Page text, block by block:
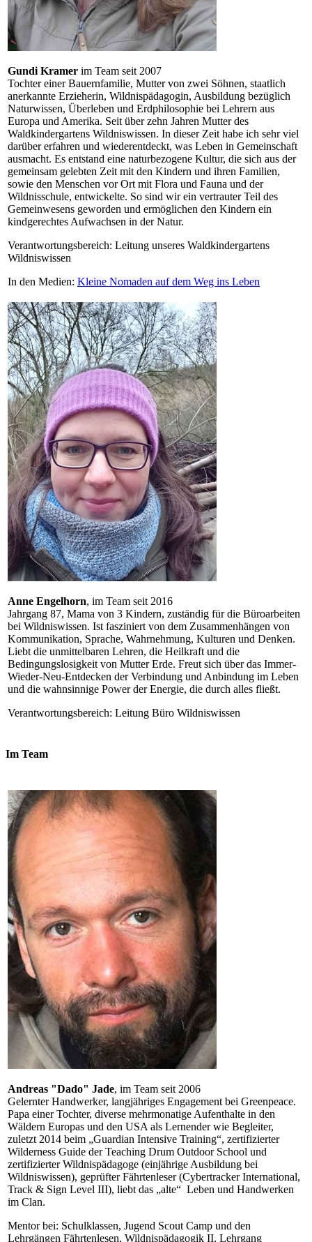
Gundi Kramer im Team seit 2007
Tochter einer Bauernfamilie, Mutter von zwei Söhnen, staatlich
anerkannte Erzieherin, Wildnispädagogin, Ausbildung bezüglich
Naturwissen, Überleben und Erdphilosophie bei Lehrern aus
Europa und Amerika. Seit über zehn Jahren Mutter des
Waldkindergartens Wildniswissen. In dieser Zeit habe ich sehr viel
darüber erfahren und wiederentdeckt, was Leben in Gemeinschaft
ausmacht. Es entstand eine naturbezogene Kultur, die sich aus der
gemeinsam gelebten Zeit mit den Kindern und ihren Familien,
sowie den Menschen vor Ort mit Flora und Fauna und der
Wildnisschule, entwickelte. So sind wir ein vertrauter Teil des
Gemeinwesens geworden und ermöglichen den Kindern ein
kindgerechtes Aufwachsen in der Natur.
Verantwortungsbereich: Leitung unseres Waldkindergartens
Wildniswissen
In den Medien: Kleine Nomaden auf dem Weg ins Leben
Anne Engelhorn, im Team seit 2016
Jahrgang 87, Mama von 3 Kindern, zuständig für die Büroarbeiten
bei Wildniswissen. Ist fasziniert von dem Zusammenhängen von
Kommunikation, Sprache, Wahrnehmung, Kulturen und Denken.
Liebt die unmittelbaren Lehren, die Heilkraft und die
Bedingungslosigkeit von Mutter Erde. Freut sich über das Immer-
Wieder-Neu-Entdecken der Verbindung und Anbindung im Leben
und die wahnsinnige Power der Energie, die durch alles fließt.
Verantwortungsbereich: Leitung Büro Wildniswissen
Im Team
Andreas "Dado" Jade, im Team seit 2006
Gelernter Handwerker, langjähriges Engagement bei Greenpeace.
Papa einer Tochter, diverse mehrmonatige Aufenthalte in den
Wäldern Europas und den USA als Lernender wie Begleiter,
zuletzt 2014 beim „Guardian Intensive Training“, zertifizierter
Wilderness Guide der Teaching Drum Outdoor School und
zertifizierter Wildnispädagoge (einjährige Ausbildung bei
Wildniswissen), geprüfter Fährtenleser (Cybertracker International,
Track & Sign Level III), liebt das „alte“ Leben und Handwerken
im Clan.
Mentor bei: Schulklassen, Jugend Scout Camp und den
Lehrgängen Fährtenlesen, Wildnispädagogik II, Lehrgang